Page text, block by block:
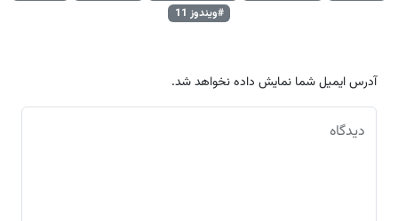
#ویندوز 11
آدرس ایمیل شما نمایش داده نخواهد شد.
دیدگاه